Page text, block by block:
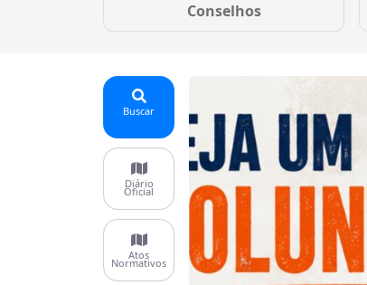
Conselhos
Buscar
Diário
Oficial
Atos
Normativos